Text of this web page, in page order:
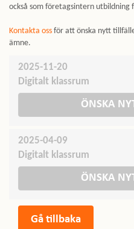
också som företagsintern utbildning
Kontakta oss för att önska nytt
ämne.
2025-11-20
Digitalt klassrum
ÖNSKA
2025-04-09
Digitalt klassrum
ÖNSKA